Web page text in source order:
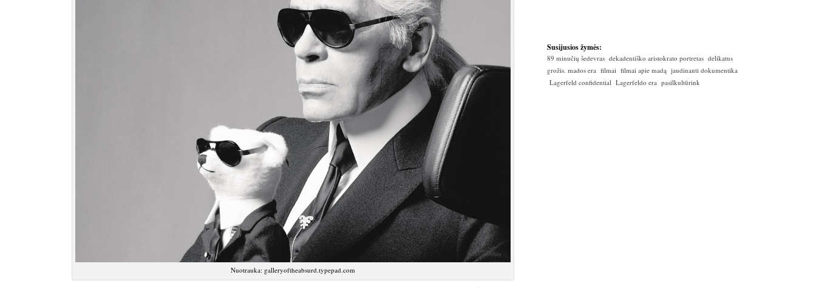
Nuotrauka: galleryoftheabsurd.typepad.com
Susijusios žymės:
89 minučių šedevras dekadentiško aristokrato portretas delikatus
grožis. mados era filmai filmai apie madą jaudinanti dokumentika
Lagerfeld confidential Lagerfeldo era pasilkultūrink